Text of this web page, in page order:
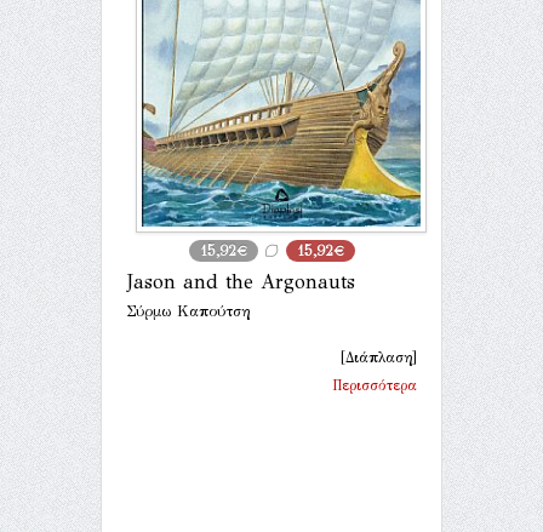
15,92€ 15,92€
Jason and the Argonauts
Σύρμω Καπούτση
[Διάπλαση]
Περισσότερα